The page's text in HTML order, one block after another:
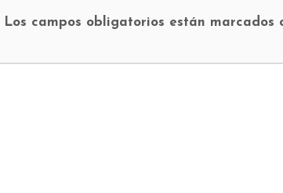
Los campos obligatorios están marcados